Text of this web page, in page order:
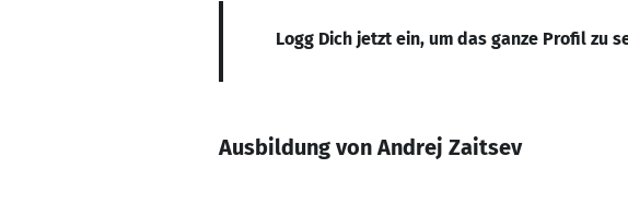
Logg Dich jetzt ein, um das ganze Profil zu
Ausbildung von Andrej Zaitsev